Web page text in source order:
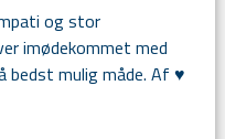
og stor
imødekommet med
bedst mulig måde. Af♥️